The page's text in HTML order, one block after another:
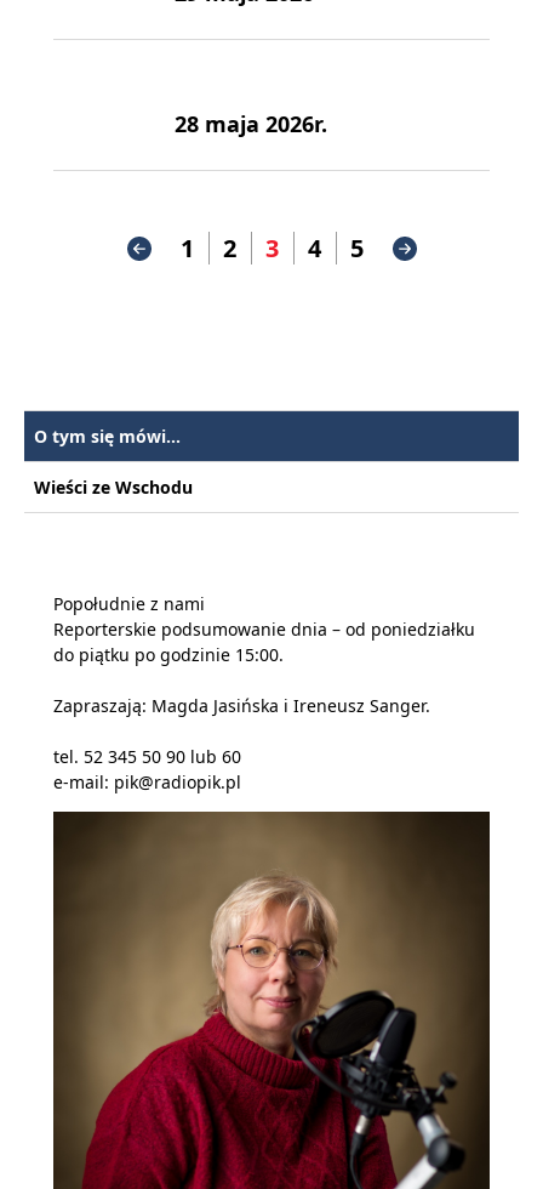
28 maja 2026r.
1 2 3 4 5
O tym się mówi...
Wieści ze Wschodu
Popołudnie z nami
Reporterskie podsumowanie dnia – od poniedziałku
do piątku po godzinie 15:00.
Zapraszają: Magda Jasińska i Ireneusz Sanger.
tel. 52 345 50 90 lub 60
e-mail: pik@radiopik.pl